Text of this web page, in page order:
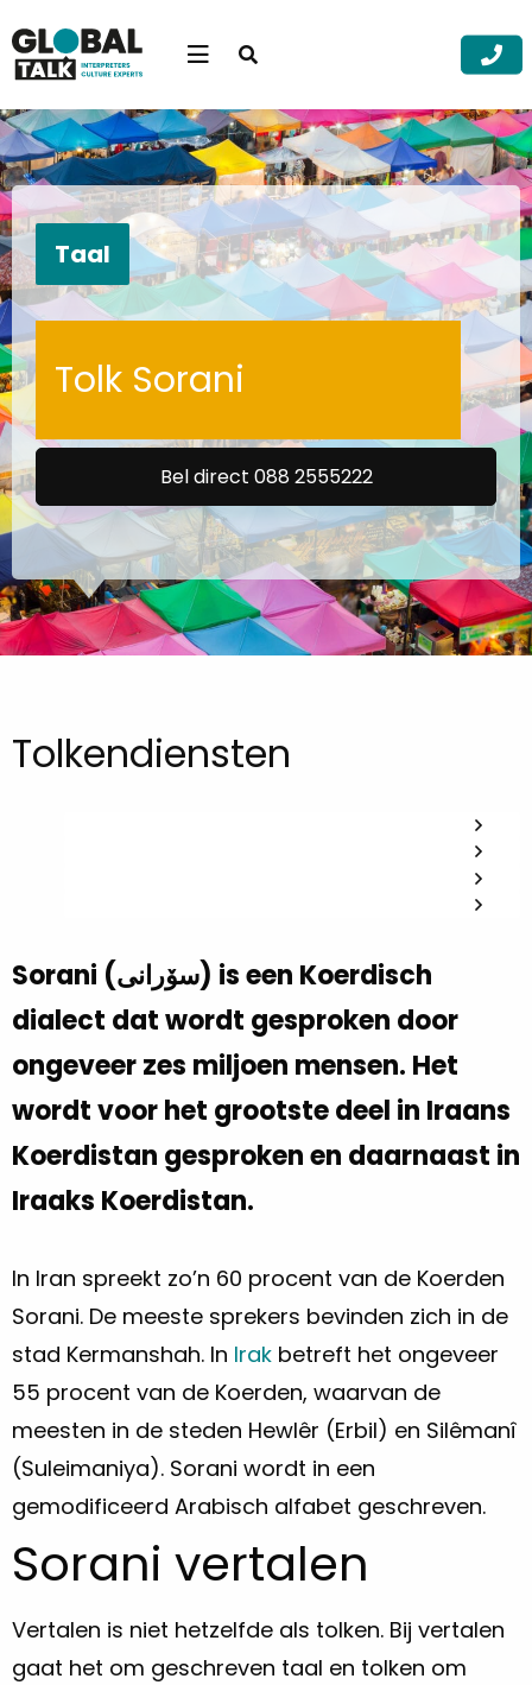
Open
Zoek
Zoek
Taal
Tolk Sorani
Bel direct 088 2555222
Tolkendiensten
Sorani (سۆرانی) is een Koerdisch
dialect dat wordt gesproken door
ongeveer zes miljoen mensen. Het
wordt voor het grootste deel in Iraans
Koerdistan gesproken en daarnaast in
Iraaks Koerdistan.
In Iran spreekt zo’n 60 procent van de Koerden
Sorani. De meeste sprekers bevinden zich in de
stad Kermanshah. In Irak betreft het ongeveer
55 procent van de Koerden, waarvan de
meesten in de steden Hewlêr (Erbil) en Silêmanî
(Suleimaniya). Sorani wordt in een
gemodificeerd Arabisch alfabet geschreven.
Sorani vertalen
Vertalen is niet hetzelfde als tolken. Bij vertalen
gaat het om geschreven taal en tolken om